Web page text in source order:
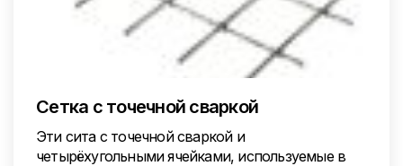
Сетка с точечной сваркой
Эти сита с точечной сваркой и
четырёхугольными ячейками, используемые в